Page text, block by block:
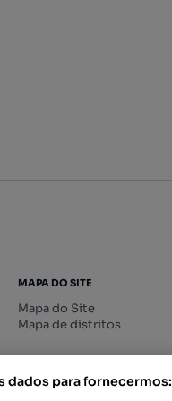
MAPA DO SITE
Mapa do Site
Mapa de distritos
dados para fornecermos: